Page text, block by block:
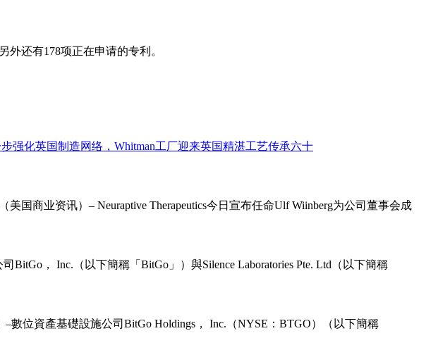
还有178项正在申请的专利。
国商业资讯）– Neuraptive Therapeutics今日宣布任命Ulf Wiinberg为公司董事会成
， Inc.（以下簡稱「BitGo」）與Silence Laboratories Pte. Ltd（以下簡稱
位資產基礎設施公司BitGo Holdings， Inc.（NYSE：BTGO）（以下簡稱